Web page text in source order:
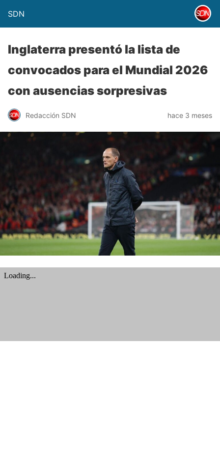
SDN
Inglaterra presentó la lista de
convocados para el Mundial 2026
con ausencias sorpresivas
Redacción SDN hace 3 meses